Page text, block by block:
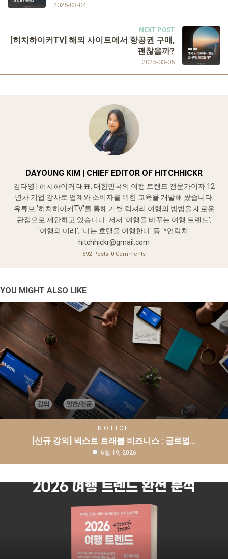
2025-03-04
NEXT POST
2025-03-05
[히치하이커TV] 해외 사이트에서 항공권 구매,
괜찮을까?
DAYOUNG KIM | CHIEF EDITOR OF HITCHHICKR
김다영 | 히치하이커 대표. 대한민국의 여행 트렌드 전문가이자 12
년차 기업 강사로 업계와 소비자를 위한 교육을 개발해 왔습니다.
유튜브 '히치하이커TV'를 통해 개별 럭셔리 여행의 방법을 새로운
관점으로 제안하고 있습니다. 저서 '여행을 바꾸는 여행 트렌드',
'여행의 미래', '나는 호텔을 여행한다' 등. *연락처:
hitchhickr@gmail.com
592 Posts 0 Comments
YOU MIGHT ALSO LIKE
NOTICE
[신규 강의] 넥스트 트래블 비즈니스 : 글로벌…
6월 19, 2026